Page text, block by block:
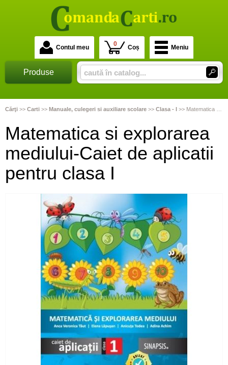
Contul meu 0 Coș Meniu
Produse
Cărţi >> Carti >> Manuale, culegeri si auxiliare scolare >> Clasa - I >> Matematica si explorarea mediului-Caiet de aplicatii pentru clasa I
Matematica si explorarea
mediului-Caiet de aplicatii
pentru clasa I